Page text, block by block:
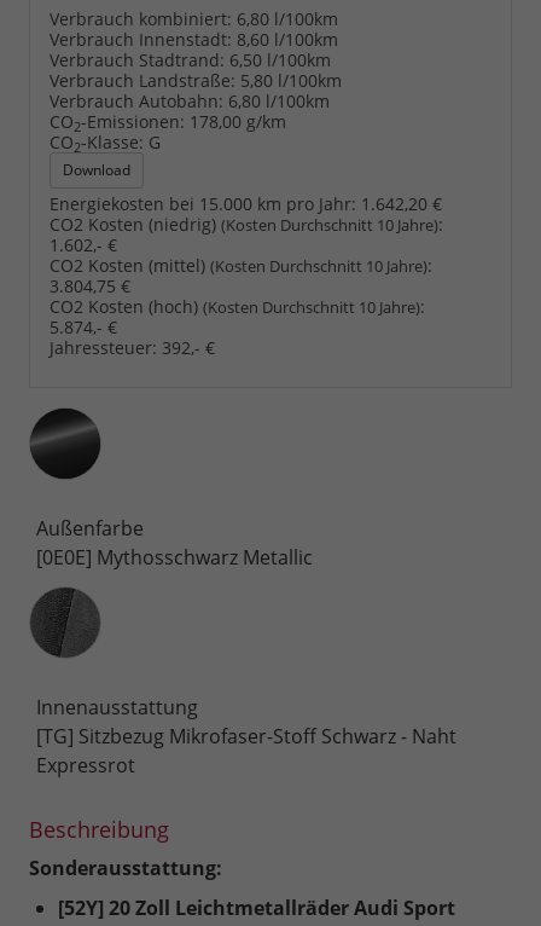
Verbrauch kombiniert: 6,80 l/100km
Verbrauch Innenstadt: 8,60 l/100km
Verbrauch Stadtrand: 6,50 l/100km
Verbrauch Landstraße: 5,80 l/100km
Verbrauch Autobahn: 6,80 l/100km
CO2-Emissionen: 178,00 g/km
CO2-Klasse: G
Download
Energiekosten bei 15.000 km pro Jahr: 1.642,20 €
CO2 Kosten (niedrig) (Kosten Durchschnitt 10 Jahre):
1.602,- €
CO2 Kosten (mittel) (Kosten Durchschnitt 10 Jahre):
3.804,75 €
CO2 Kosten (hoch) (Kosten Durchschnitt 10 Jahre):
5.874,- €
Jahressteuer: 392,- €
Außenfarbe
[0E0E] Mythosschwarz Metallic
Innenausstattung
Innenausstattung
[TG] Sitzbezug Mikrofaser-Stoff Schwarz - Naht
Expressrot
Beschreibung
Sonderausstattung:
[52Y] 20 Zoll Leichtmetallräder Audi Sport